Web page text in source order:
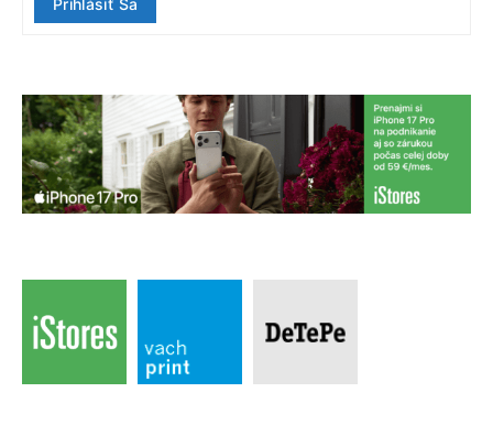
Prihlásiť Sa